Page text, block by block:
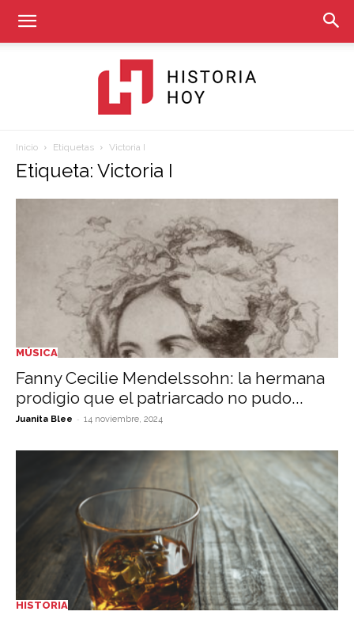
Hoy
Inicio Etiquetas Victoria I
Etiqueta: Victoria I
MÚSICA
Fanny Cecilie Mendelssohn: la hermana
prodigio que el patriarcado no pudo...
Juanita Blee - 14 noviembre, 2024
HISTORIA